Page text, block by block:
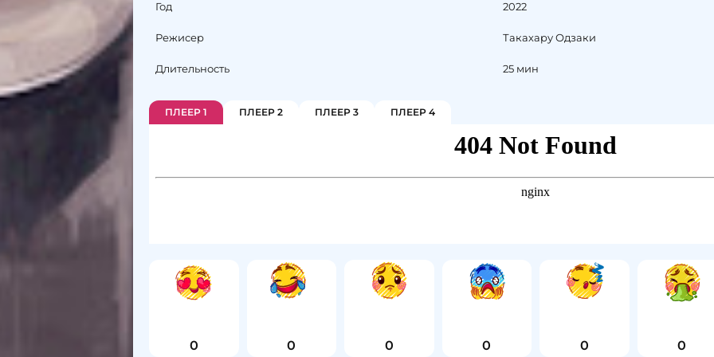
Год 2022
Режисер Такахару Одзаки
Длительность 25 мин
ПЛЕЕР 1 ПЛЕЕР 2 ПЛЕЕР 3 ПЛЕЕР 4
0 0 0 0 0 0